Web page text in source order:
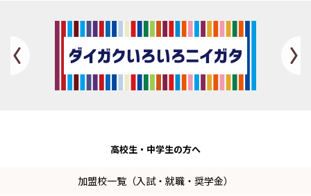
Previous
高校生・ 中学生の方へ
加盟校一覧（入試・就職・奨学金）